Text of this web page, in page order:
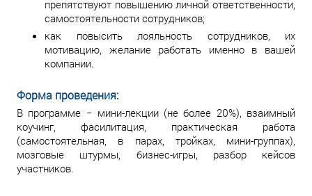
препятствуют повышению личной ответственности,
самостоятельности сотрудников;
как повысить лояльность сотрудников, их
мотивацию, желание работать именно в вашей
компании.
Форма проведения:
В программе − мини-лекции (не более 20%), взаимный
коучинг, фасилитация, практическая работа
(самостоятельная, в парах, тройках, мини-группах),
мозговые штурмы, бизнес-игры, разбор кейсов
участников.